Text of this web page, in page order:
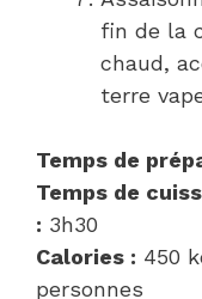
fin de la
chaud,
terre
Temps de
Temps de
: 3h30
Calories : 450
personnes